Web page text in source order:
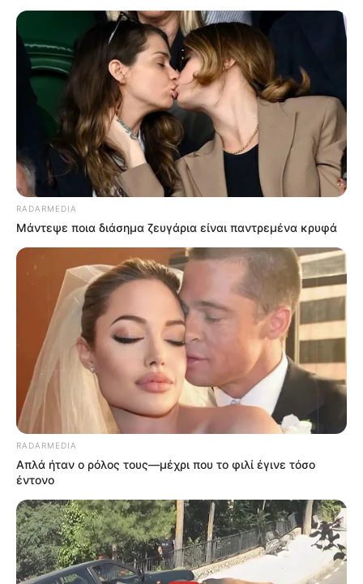
RADARMEDIA
Μάντεψε ποια διάσημα ζευγάρια είναι παντρεμένα κρυφά
RADARMEDIA
Απλά ήταν ο ρόλος τους—μέχρι που το φιλί έγινε τόσο
έντονο